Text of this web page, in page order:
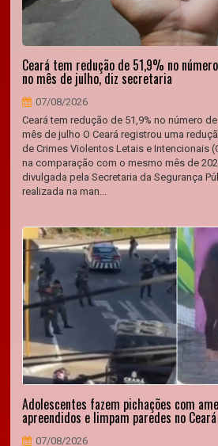
Ceará tem redução de 51,9% no
no mês de julho, diz secretaria
07/08/2026
Ceará tem redução de 51,9% no número
mês de julho O Ceará registrou uma
de Crimes Violentos Letais e Intencionais
na comparação com o mesmo mês de
divulgada pela Secretaria da Segurança
realizada na man...
Adolescentes fazem pichações com
apreendidos e limpam paredes no Ceará
07/08/2026